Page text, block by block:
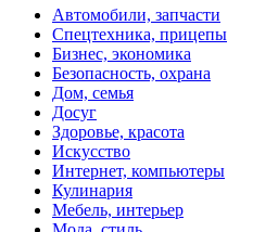
Автомобили, запчасти
Спецтехника, прицепы
Бизнес, экономика
Безопасность, охрана
Дом, семья
Досуг
Здоровье, красота
Искусство
Интернет, компьютеры
Кулинария
Мебель, интерьер